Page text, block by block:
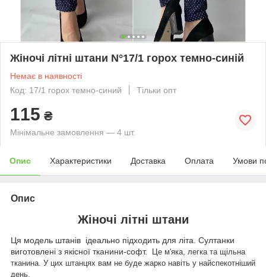
Жіночі літні штани N°17/1 горох темно-синій
Немає в наявності
Код: 17/1 горох темно-синий
Тільки опт
115 ₴
Мінімальне замовлення — 4 шт.
Опис Характеристики Доставка Оплата Умови
Опис
Жіночі літні штани
Ця модель штанів ідеально підходить для літа. Султанки
виготовлені з якісної тканини-софт.
Це м'яка, легка та щільна
тканина. У цих штанцях вам не буде жарко навіть у найспекотніший
день.